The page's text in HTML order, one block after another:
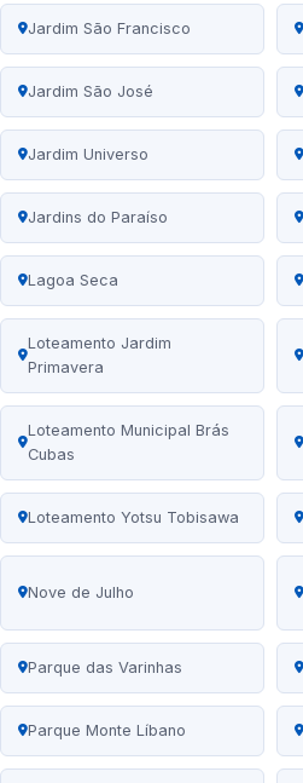
Jardim São Francisco
Jardim São José
Jardim Universo
Jardins do Paraíso
Lagoa Seca
Loteamento Jardim
Primavera
Loteamento Municipal Brás
Cubas
Loteamento Yotsu Tobisawa
Nove de Julho
Parque das Varinhas
Parque Monte Líbano